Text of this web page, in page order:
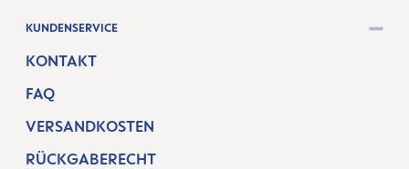
KUNDENSERVICE
KONTAKT
FAQ
VERSANDKOSTEN
RÜCKGABERECHT